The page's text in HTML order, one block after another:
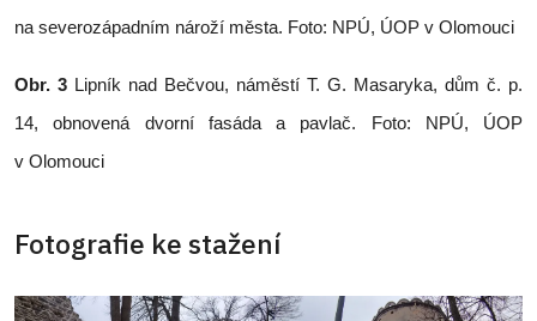
na severozápadním nároží města. Foto: NPÚ, ÚOP v Olomouci
Obr. 3 Lipník nad Bečvou, náměstí T. G. Masaryka, dům č. p.
14, obnovená dvorní fasáda a pavlač. Foto: NPÚ, ÚOP
v Olomouci
Fotografie ke stažení